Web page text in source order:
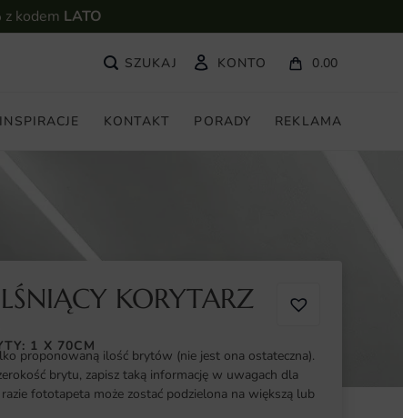
kodem LATO
KONTO 0.00
INSPIRACJE KONTAKT PORADY REKLAMA
KORYTARZ
1 X 70CM
proponowaną ilość brytów (nie jest ona ostateczna).
brytu, zapisz taką informację w uwagach dla
fototapeta może zostać podzielona na większą lub